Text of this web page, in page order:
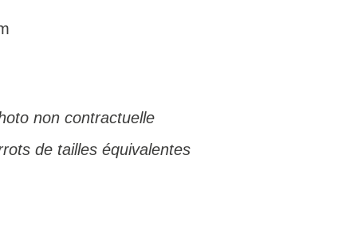
non contractuelle
de tailles équivalentes